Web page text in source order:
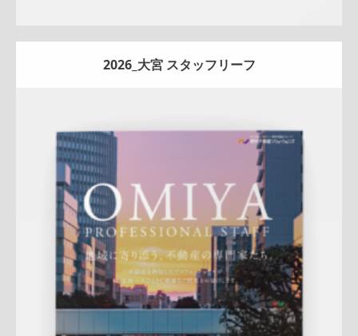
2026_大宮 スタッフリーフ
Update: 2026.07.01
折りパンフレットエリア広告スタッフ紹介新作 来店訴求
査定ナチュラルハートフル大宮センター